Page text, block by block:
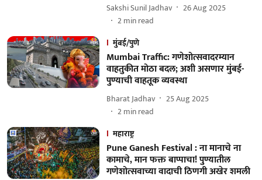
Sakshi Sunil Jadhav
26 Aug 2025
2min read
मुंबई/पुणे
Mumbai Traffic: गणेशोत्सवादरम्यान
वाहतुकीत मोठा बदल; अशी असणार मुंबई-
पुण्याची वाहतूक व्यवस्था
Bharat Jadhav
25 Aug 2025
2min read
महाराष्ट्र
Pune Ganesh Festival : ना मानाचे ना
कामाचे, मान फक्त बाप्पाचा! पुण्यातील
गणेशोत्सवाच्या वादाची ठिणगी अखेर शमली